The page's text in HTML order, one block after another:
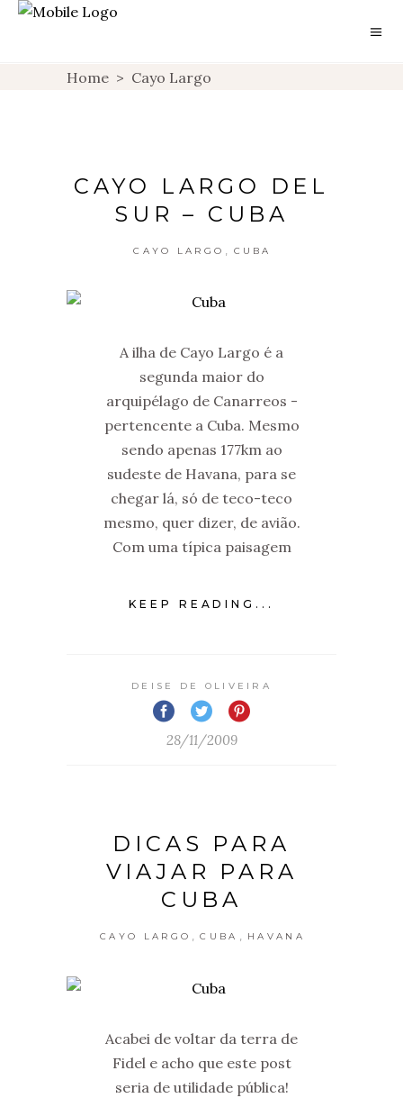
Home > Cayo Largo
CAYO LARGO DEL
SUR – CUBA
CAYO LARGO CUBA
A ilha de Cayo Largo é a
segunda maior do
arquipélago de Canarreos -
pertencente a Cuba. Mesmo
sendo apenas 177km ao
sudeste de Havana, para se
chegar lá, só de teco-teco
mesmo, quer dizer, de avião.
Com uma típica paisagem
KEEP READING...
DEISE DE OLIVEIRA
28/11/2009
DICAS PARA
VIAJAR PARA
CUBA
CAYO LARGO , CUBA , HAVANA
Acabei de voltar da terra de
Fidel e acho que este post
seria de utilidade pública!